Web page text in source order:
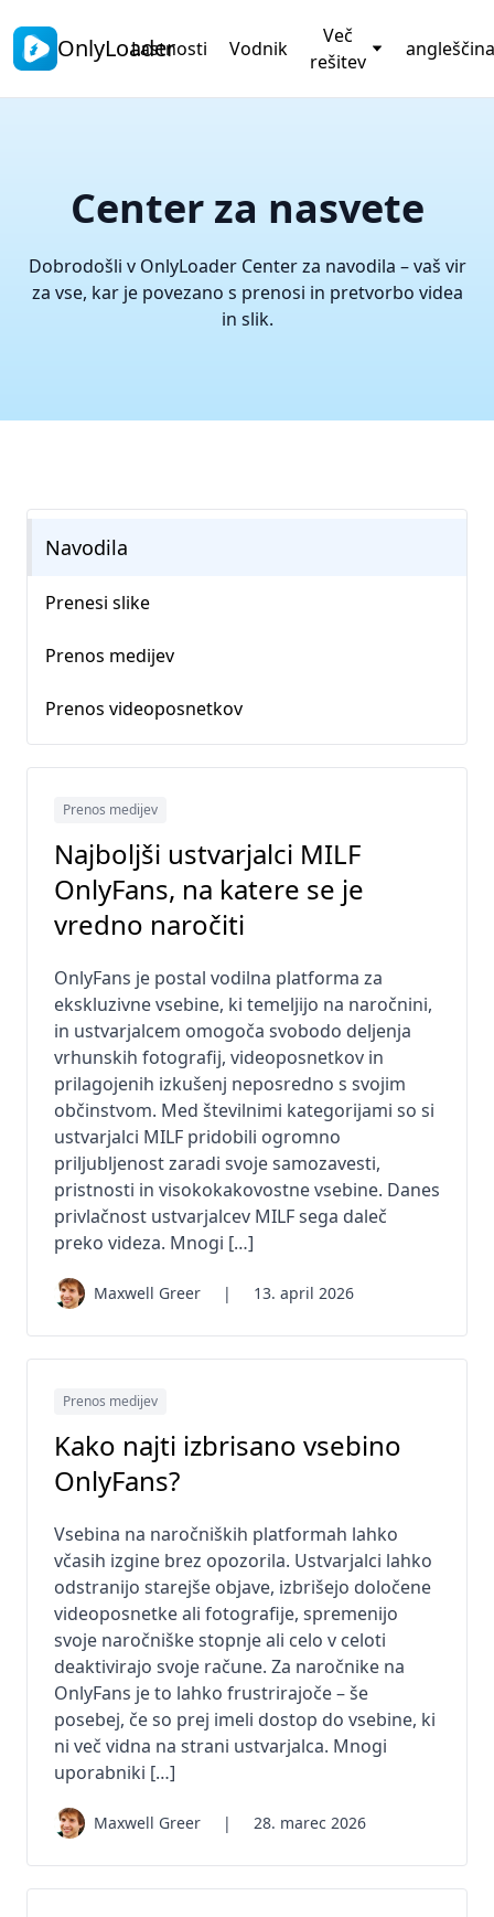
OnlyLoader
Lastnosti Vodnik
Več
rešitev
angleščina
Center za nasvete
Dobrodošli v OnlyLoader Center za navodila – vaš vir
za vse, kar je povezano s prenosi in pretvorbo videa
in slik.
Navodila
Prenesi slike
Prenos medijev
Prenos videoposnetkov
Prenos medijev
Najboljši ustvarjalci MILF
OnlyFans, na katere se je
vredno naročiti
OnlyFans je postal vodilna platforma za
ekskluzivne vsebine, ki temeljijo na naročnini,
in ustvarjalcem omogoča svobodo deljenja
vrhunskih fotografij, videoposnetkov in
prilagojenih izkušenj neposredno s svojim
občinstvom. Med številnimi kategorijami so si
ustvarjalci MILF pridobili ogromno
priljubljenost zaradi svoje samozavesti,
pristnosti in visokokakovostne vsebine. Danes
privlačnost ustvarjalcev MILF sega daleč
preko videza. Mnogi […]
Maxwell Greer | 13. april 2026
Prenos medijev
Kako najti izbrisano vsebino
OnlyFans?
Vsebina na naročniških platformah lahko
včasih izgine brez opozorila. Ustvarjalci lahko
odstranijo starejše objave, izbrišejo določene
videoposnetke ali fotografije, spremenijo
svoje naročniške stopnje ali celo v celoti
deaktivirajo svoje račune. Za naročnike na
OnlyFans je to lahko frustrirajoče – še
posebej, če so prej imeli dostop do vsebine, ki
ni več vidna na strani ustvarjalca. Mnogi
uporabniki […]
Maxwell Greer | 28. marec 2026